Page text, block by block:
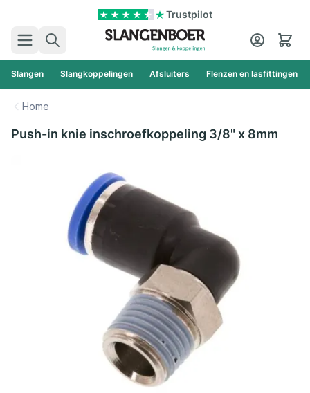
Trustpilot
Zoek
Cart
Slangen Slangkoppelingen Afsluiters Flenzen en lasfittingen
Home
Push-in knie inschroefkoppeling 3/8" x 8mm